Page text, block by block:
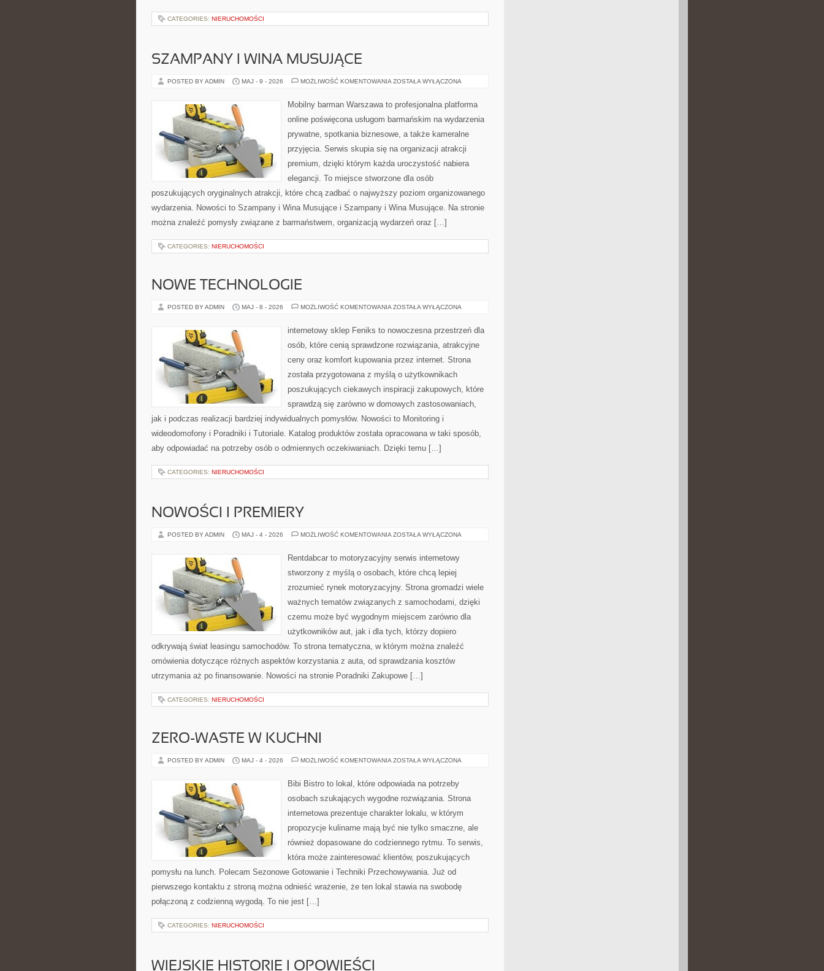
CATEGORIES: NIERUCHOMOŚCI
SZAMPANY I WINA MUSUJĄCE
POSTED BY ADMIN MAJ - 9 - 2026 MOŻLIWOŚĆ KOMENTOWANIA SZAMPANY
MUSUJĄCE
ZOSTAŁA WYŁĄCZONA
Mobilny barman Warszawa to profesjonalna platforma
online poświęcona usługom barmańskim na wydarzenia
prywatne, spotkania biznesowe, a także kameralne
przyjęcia. Serwis skupia się na organizacji atrakcji
premium, dzięki którym każda uroczystość nabiera
elegancji. To miejsce stworzone dla osób
poszukujących oryginalnych atrakcji, które chcą zadbać o najwyższy poziom organizowanego
wydarzenia. Nowości to Szampany i Wina Musujące i Szampany i Wina Musujące. Na stronie
można znaleźć pomysły związane z barmaństwem, organizacją wydarzeń oraz […]
CATEGORIES: NIERUCHOMOŚCI
NOWE TECHNOLOGIE
POSTED BY ADMIN MAJ - 8 - 2026 MOŻLIWOŚĆ KOMENTOWANIA NOWE
ZOSTAŁA WYŁĄCZONA
internetowy sklep Feniks to nowoczesna przestrzeń dla
osób, które cenią sprawdzone rozwiązania, atrakcyjne
ceny oraz komfort kupowania przez internet. Strona
została przygotowana z myślą o użytkownikach
poszukujących ciekawych inspiracji zakupowych, które
sprawdzą się zarówno w domowych zastosowaniach,
jak i podczas realizacji bardziej indywidualnych pomysłów. Nowości to Monitoring i
wideodomofony i Poradniki i Tutoriale. Katalog produktów została opracowana w taki sposób,
aby odpowiadać na potrzeby osób o odmiennych oczekiwaniach. Dzięki temu […]
CATEGORIES: NIERUCHOMOŚCI
NOWOŚCI I PREMIERY
POSTED BY ADMIN MAJ - 4 - 2026 MOŻLIWOŚĆ KOMENTOWANIA NOWOŚCI
ZOSTAŁA WYŁĄCZONA
Rentdabcar to motoryzacyjny serwis internetowy
stworzony z myślą o osobach, które chcą lepiej
zrozumieć rynek motoryzacyjny. Strona gromadzi wiele
ważnych tematów związanych z samochodami, dzięki
czemu może być wygodnym miejscem zarówno dla
użytkowników aut, jak i dla tych, którzy dopiero
odkrywają świat leasingu samochodów. To strona tematyczna, w którym można znaleźć
omówienia dotyczące różnych aspektów korzystania z auta, od sprawdzania kosztów
utrzymania aż po finansowanie. Nowości na stronie Poradniki Zakupowe […]
CATEGORIES: NIERUCHOMOŚCI
ZERO-WASTE W KUCHNI
POSTED BY ADMIN MAJ - 4 - 2026 MOŻLIWOŚĆ KOMENTOWANIA ZERO-
KUCHNI
ZOSTAŁA WYŁĄCZONA
Bibi Bistro to lokal, które odpowiada na potrzeby
osobach szukających wygodne rozwiązania. Strona
internetowa prezentuje charakter lokalu, w którym
propozycje kulinarne mają być nie tylko smaczne, ale
również dopasowane do codziennego rytmu. To serwis,
która może zainteresować klientów, poszukujących
pomysłu na lunch. Polecam Sezonowe Gotowanie i Techniki Przechowywania. Już od
pierwszego kontaktu z stroną można odnieść wrażenie, że ten lokal stawia na swobodę
połączoną z codzienną wygodą. To nie jest […]
CATEGORIES: NIERUCHOMOŚCI
WIEJSKIE HISTORIE I OPOWIEŚCI